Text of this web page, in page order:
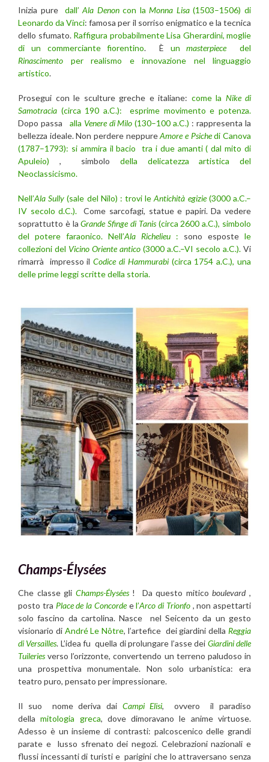
Inizia pure dall’Ala Denoncon laMonna Lisa(1503–1506) di
Leonardo da Vinci: famosa per il sorriso enigmatico e la tecnica
dello sfumato. Raffigura probabilmente Lisa Gherardini, moglie
di un commerciante fiorentino. È unmasterpiece
del
Rinascimento per realismo e innovazione nel linguaggio
artistico.
Prosegui con le sculture greche e italiane: come la Nike di
Samotracia (circa 190 a.C.): esprime movimento e potenza.
Dopo passa alla Venere di Milo (130–100 a.C.) : rappresenta la
bellezza ideale. Non perdere neppureAmore e Psichedi Canova
(1787–1793): si ammira il bacio tra i due amanti ( dal mito di
Apuleio) , simbolo della delicatezza artistica del
Neoclassicismo.
Nell’Ala Sully(sale del Nilo) : trovi leAntichità egizie(3000 a.C.–
IV secolo d.C.). Come sarcofagi, statue e papiri. Da vedere
soprattutto è laGrande Sfinge di Tanis(circa 2600 a.C.), simbolo
del potere faraonico. Nell’Ala Richelieu : sono esposte le
collezioni del Vicino Oriente antico (3000 a.C.–VI secolo a.C.). Vi
rimarrà impresso ilCodice di Hammurabi(circa 1754 a.C.), una
delle prime leggi scritte della storia.
Champs-Élysées
Che classe gli Champs-Élysées ! Da questo miticoboulevard,
posto tra Place de la Concordeel’Arco di Trionfo, non aspettarti
solo fascino da cartolina. Nasce nel Seicento da un gesto
visionario di André Le Nôtre, l’artefice dei giardini dellaReggia
di Versailles. L’idea fu quella di prolungare l’asse dei Giardini delle
Tuileriesverso l’orizzonte, convertendo un terreno paludoso in
una prospettiva monumentale. Non solo urbanistica: era
teatro puro, pensato per impressionare.
Il suo nome deriva dai Campi Elisi, ovvero il paradiso
dellamitologia greca, dove dimoravano le anime virtuose.
Adesso è un insieme di contrasti: palcoscenico delle grandi
parate e lusso sfrenato dei negozi. Celebrazioni nazionali e
flussi incessanti di turisti e parigini che lo attraversano senza